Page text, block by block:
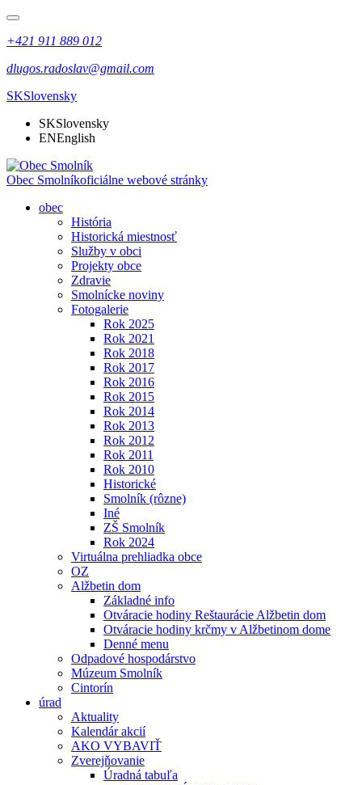
+421 911 889 012
dlugos.radoslav@gmail.com
SKSlovensky
SKSlovensky
ENEnglish
Obec Smolníkoficiálne webové stránky
obec
História
Historická miestnosť
Služby v obci
Projekty obce
Zdravie
Smolnícke noviny
Fotogalerie
Rok 2025
Rok 2021
Rok 2018
Rok 2017
Rok 2016
Rok 2015
Rok 2014
Rok 2013
Rok 2012
Rok 2011
Rok 2010
Historické
Smolník (rôzne)
Iné
ZŠ Smolník
Rok 2024
Virtuálna prehliadka obce
OZ
Alžbetin dom
Základné info
Otváracie hodiny Reštaurácie Alžbetin dom
Otváracie hodiny krčmy v Alžbetinom dome
Denné menu
Odpadové hospodárstvo
Múzeum Smolník
Cintorín
úrad
Aktuality
Kalendár akcií
AKO VYBAVIŤ
Zverejňovanie
Úradná tabuľa